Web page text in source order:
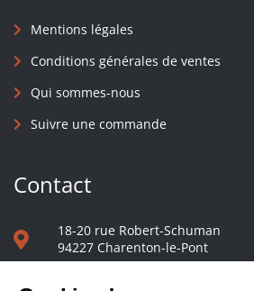
Mentions légales
Conditions générales de ventes
Qui sommes-nous
Suivre une commande
Contact
18-20 rue Robert-Schuman
94227 Charenton-le-Pont